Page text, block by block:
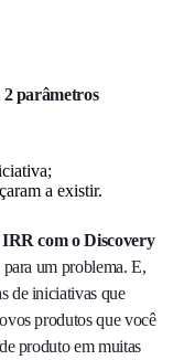
2 parâmetros
a existir.
com o Discovery
um problema. E,
de iniciativas que
produtos que você
produto em muitas